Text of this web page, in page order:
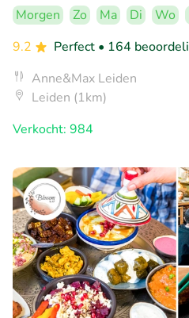
Morgen Zo Ma Di Wo
9.2
Perfect • 164
Anne&Max Leiden
Leiden (1km)
Verkocht: 984